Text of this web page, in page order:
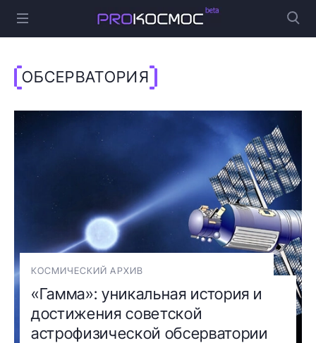
ОБСЕРВАТОРИЯ
КОСМИЧЕСКИЙ АРХИВ
«Гамма»: уникальная история и
достижения советской
астрофизической обсерватории